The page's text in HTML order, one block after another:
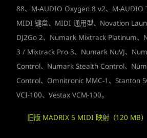
88、M-AUDIO Oxygen 8 v2、M-AUDIO
MIDI 键盘、MIDI 通用型、Novation
DJ2Go 2、Numark Mixtrack Platinum
3 / Mixtrack Pro 3、Numark NuVJ、
Control、Numark Stealth Control、
Control、Omnitronic MMC-1、Stanton
VCI-100、Vestax VCM-100。
旧版 MADRIX 5 MIDI 映射（120 MB）